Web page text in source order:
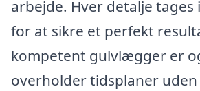
arbejde. Hver detalje
for at sikre et perfekt
kompetent gulvlægger er
overholder tidsplaner uden